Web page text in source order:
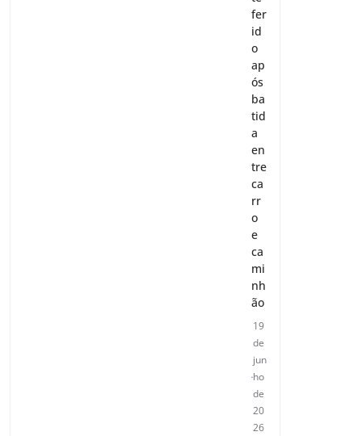
fer
id
o
ap
ós
ba
tid
a
en
tre
ca
rr
o
e
ca
mi
nh
ão
19
de
jun
ho
de
20
26